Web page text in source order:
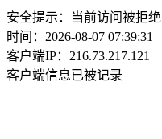
安全提示：当前访问被拒绝
时间：2026-08-07 07:39:31
客户端IP：216.73.217.121
客户端信息已被记录